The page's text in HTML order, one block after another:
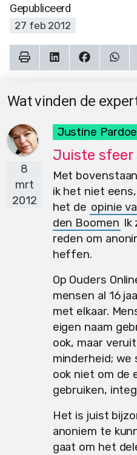
Gepubliceerd
27 feb 2012
Wat vinden de
8
mrt
2012
Justine
Juiste sfeer
Met
ik het niet
het de opinie
den Boomen Ik
reden om
heffen.
Op Ouders
mensen al 16
met elkaar.
eigen naam
ook, maar
minderheid;
ook niet om de
gebruiken,
Het is juist
anoniem te
gaat om het